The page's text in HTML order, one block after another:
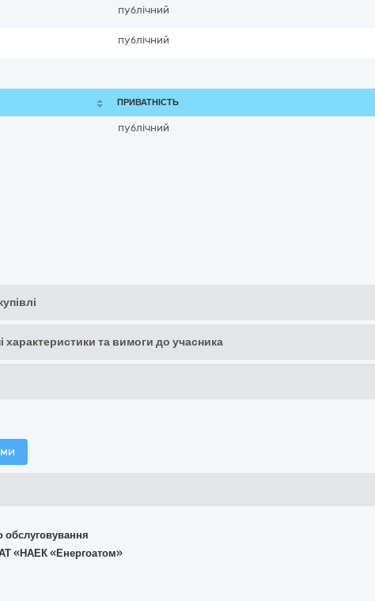
публічний
публічний
ПРИВАТНІСТЬ
публічний
характеристики та вимоги до учасника
обслуговування
АТ «НАЕК «Енергоатом»